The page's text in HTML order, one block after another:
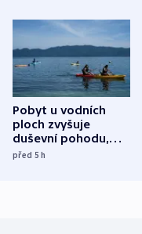
Pobyt u vodních
ploch zvyšuje
duševní pohodu,
ukázala
před 5h